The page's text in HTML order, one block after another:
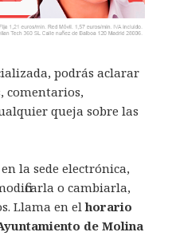
podrás aclarar
comentarios,
queja sobre las
la sede electrónica,
o cambiarla,
Llama en elhorario
de Molina